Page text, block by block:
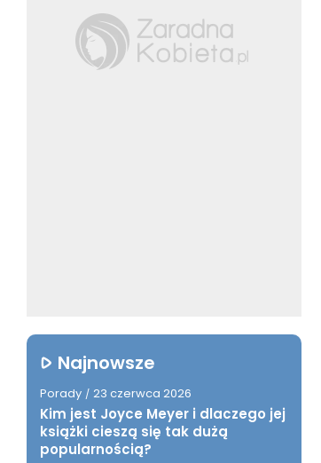
Najnowsze
Porady / 23 czerwca 2026
Kim jest Joyce Meyer i dlaczego jej
książki cieszą się tak dużą
popularnością?